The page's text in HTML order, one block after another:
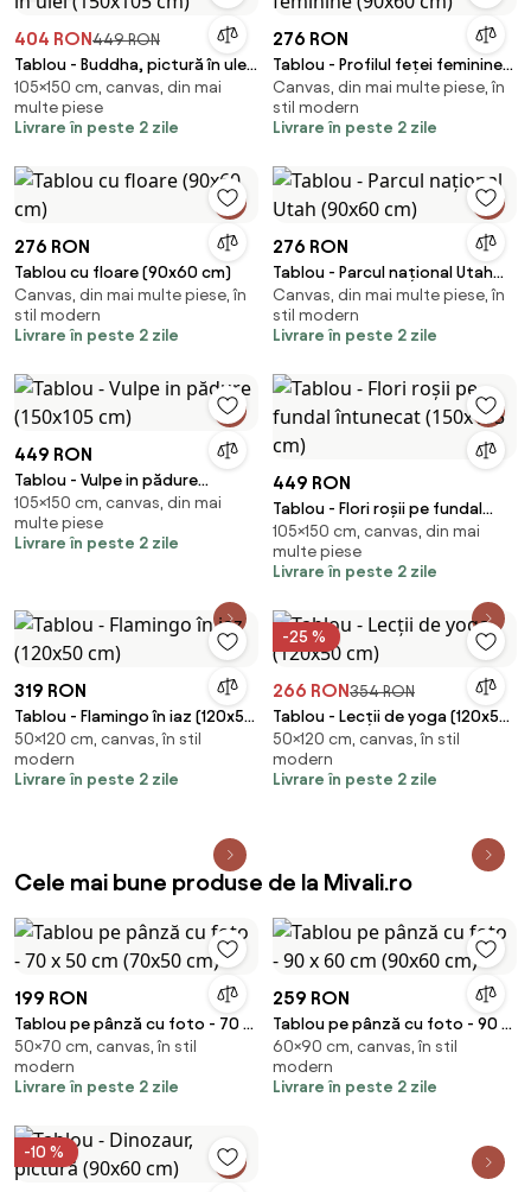
404 RON449 RON
Tablou - Buddha, pictură în ulei
(150x105 cm)
105×150 cm, canvas, din mai
multe piese
Livrare în peste 2 zile
276 RON
Tablou - Profilul feței feminine
(90x60 cm)
Canvas, din mai multe piese, în
stil modern
Livrare în peste 2 zile
276 RON
Tablou cu floare (90x60 cm)
Canvas, din mai multe piese, în
stil modern
Livrare în peste 2 zile
276 RON
Tablou - Parcul național Utah
(90x60 cm)
Canvas, din mai multe piese, în
stil modern
Livrare în peste 2 zile
449 RON
Tablou - Vulpe in pădure
(150x105 cm)
105×150 cm, canvas, din mai
multe piese
Livrare în peste 2 zile
449 RON
Tablou - Flori roșii pe fundal
întunecat (150x105 cm)
105×150 cm, canvas, din mai
multe piese
Livrare în peste 2 zile
319 RON
Tablou - Flamingo în iaz (120x50
cm)
50×120 cm, canvas, în stil
modern
Livrare în peste 2 zile
-25 %
266 RON354 RON
Tablou - Lecții de yoga (120x50
cm)
50×120 cm, canvas, în stil
modern
Livrare în peste 2 zile
Cele mai bune produse de la Mivali.ro
199 RON
Tablou pe pânză cu foto - 70 x
50 cm (70x50 cm)
50×70 cm, canvas, în stil
modern
Livrare în peste 2 zile
259 RON
Tablou pe pânză cu foto - 90 x
60 cm (90x60 cm)
60×90 cm, canvas, în stil
modern
Livrare în peste 2 zile
-10 %